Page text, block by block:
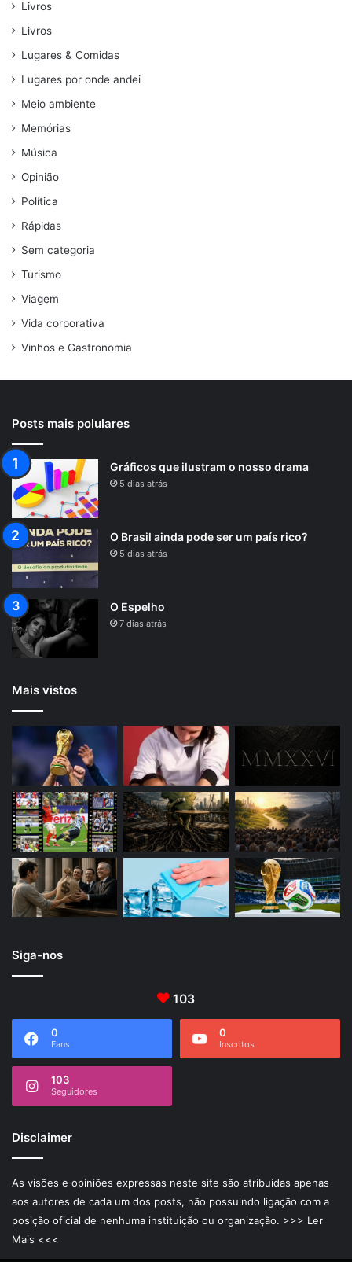
Livros
Livros
Lugares & Comidas
Lugares por onde andei
Meio ambiente
Memórias
Música
Opinião
Política
Rápidas
Sem categoria
Turismo
Viagem
Vida corporativa
Vinhos e Gastronomia
Posts mais polulares
Gráficos que ilustram o nosso drama
5 dias atrás
O Brasil ainda pode ser um país rico?
5 dias atrás
O Espelho
7 dias atrás
Mais vistos
Siga-nos
103
0
Fans
0
Inscritos
103
Seguidores
Disclaimer
As visões e opiniões expressas neste site são atribuídas apenas
aos autores de cada um dos posts, não possuindo ligação com a
posição oficial de nenhuma instituição ou organização. >>> Ler
Mais <<<